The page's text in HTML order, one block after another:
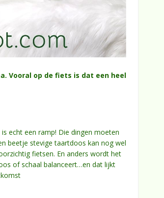
Vooral op de fiets is dat een heel
echt een ramp! Die dingen moeten
beetje stevige taartdoos kan nog wel
fietsen. En anders wordt het
of schaal balanceert…en dat lijkt